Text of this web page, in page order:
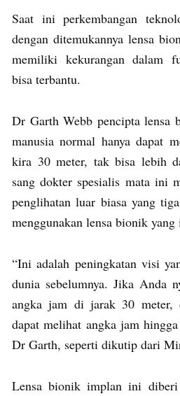
Saat ini perkembangan
dengan ditemukannya lensa
memiliki kekurangan dalam
bisa terbantu.
Dr Garth Webb pencipta lensa
manusia normal hanya dapat
kira 30 meter, tak bisa lebih
sang dokter spesialis mata ini
penglihatan luar biasa yang
menggunakan lensa bionik yang
“Ini adalah peningkatan visi
dunia sebelumnya. Jika Anda
angka jam di jarak 30 meter,
dapat melihat angka jam
Dr Garth, seperti dikutip dari
Lensa bionik implan ini diberi